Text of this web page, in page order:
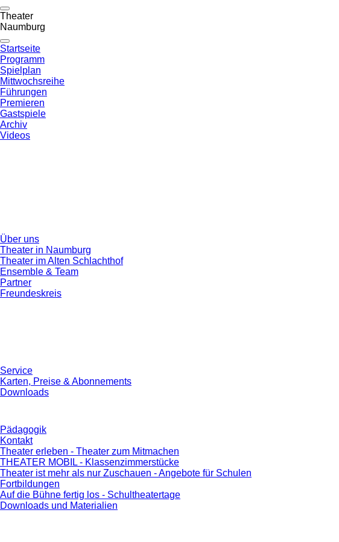
Theater
Naumburg
Startseite
Programm
Spielplan
Mittwochsreihe
Führungen
Premieren
Gastspiele
Archiv
Videos
Über uns
Theater in Naumburg
Theater im Alten Schlachthof
Ensemble & Team
Partner
Freundeskreis
Service
Karten, Preise & Abonnements
Downloads
Pädagogik
Kontakt
Theater erleben - Theater zum Mitmachen
THEATER MOBIL - Klassenzimmerstücke
Theater ist mehr als nur Zuschauen - Angebote für Schulen
Fortbildungen
Auf die Bühne fertig los - Schultheatertage
Downloads und Materialien